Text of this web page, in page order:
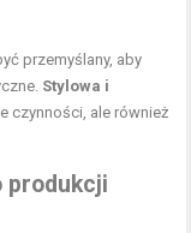
przemyślany, aby
Stylowa i
czynności, ale również
produkcji